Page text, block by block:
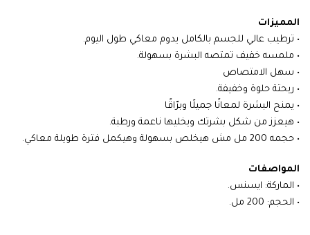
المميزات
• ترطيب عالي للجسم بالكامل يدوم معاكي طول اليوم.
• ملمسه خفيف تمتصه البشرة بسهولة.
• سهل الامتصاص
• ريحتة حلوة وخفيفة.
• يمنح البشرة لمعانًا جميلًا وبرّاقًا
• هيعزز من شكل بشرتك ويخليها ناعمة ورطبة.
• حجمه 200 مل مش هيخلص بسهولة وهيكمل فترة طويلة معاكي.
المواصفات
• الماركة: ايسنس.
• الحجم: 200 مل.